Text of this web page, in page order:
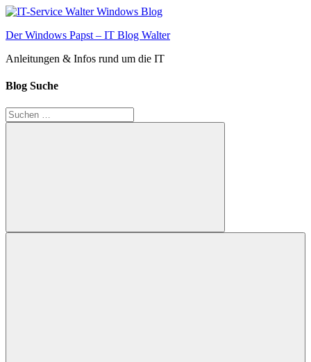
Zum
springen
Der Windows Papst – IT Blog Walter
Anleitungen & Infos rund um die IT
Blog Suche
Suchen
nach:
Suchen